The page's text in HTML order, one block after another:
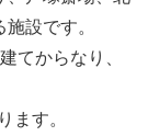
設です。
てからなり、
ます。